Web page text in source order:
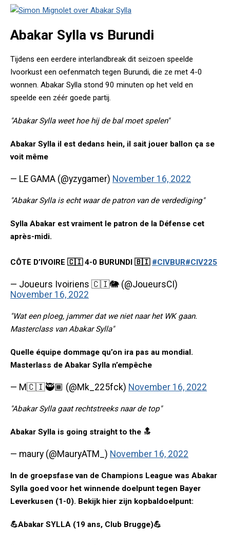
Abakar Sylla vs Burundi
Tijdens een eerdere interlandbreak dit seizoen speelde
Ivoorkust een oefenmatch tegen Burundi, die ze met 4-0
wonnen. Abakar Sylla stond 90 minuten op het veld en
speelde een zéér goede partij.
"Abakar Sylla weet hoe hij de bal moet spelen"
Abakar Sylla il est dedans hein, il sait jouer ballon ça se
voit même
— LE GAMA (@yzygamer) November 16, 2022
"Abakar Sylla is echt waar de patron van de verdediging"
Sylla Abakar est vraiment le patron de la Défense cet
après-midi.
CÔTE D’IVOIRE 🇨🇮 4-0 BURUNDI 🇧🇮 #CIVBUR#CIV225
— Joueurs Ivoiriens 🇨🇮🐘 (@JoueursCI)
November 16, 2022
"Wat een ploeg, jammer dat we niet naar het WK gaan.
Masterclass van Abakar Sylla"
Quelle équipe dommage qu’on ira pas au mondial.
Masterlass de Abakar Sylla n’empêche
— M🇨🇮🥷🏾 (@Mk_225fck) November 16, 2022
"Abakar Sylla gaat rechtstreeks naar de top"
Abakar Sylla is going straight to the 🔝
— maury (@MauryATM_) November 16, 2022
In de groepsfase van de Champions League was Abakar
Sylla goed voor het winnende doelpunt tegen Bayer
Leverkusen (1-0). Bekijk hier zijn kopbaldoelpunt:
💪Abakar SYLLA (19 ans, Club Brugge)💪